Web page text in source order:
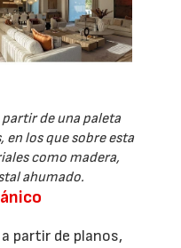
de una paleta
los que sobre esta
como madera,
ahumado.
partir de planos,